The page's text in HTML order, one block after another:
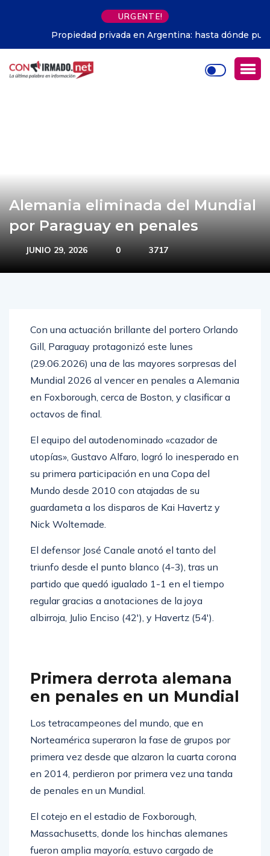
URGENTE!
Propiedad privada en Argentina: hasta dónde pudo
avanzar Milei
Alemania eliminada del Mundial
por Paraguay en penales
Con una actuación brillante del portero Orlando
Gill, Paraguay protagonizó este lunes
(29.06.2026) una de las mayores sorpresas del
Mundial 2026 al vencer en penales a Alemania
en Foxborough, cerca de Boston, y clasificar a
El equipo del autodenominado «cazador de
utopías», Gustavo Alfaro, logró lo inesperado en
su primera participación en una Copa del
Mundo desde 2010 con atajadas de su
guardameta a los disparos de Kai Havertz y
El defensor José Canale anotó el tanto del
triunfo desde el punto blanco (4-3), tras un
partido que quedó igualado 1-1 en el tiempo
regular gracias a anotaciones de la joya
Primera derrota alemana
en penales en un Mundial
Los tetracampeones del mundo, que en
Norteamérica superaron la fase de grupos por
primera vez desde que alzaron la cuarta corona
en 2014, perdieron por primera vez una tanda
El cotejo en el estadio de Foxborough,
Massachusetts, donde los hinchas alemanes